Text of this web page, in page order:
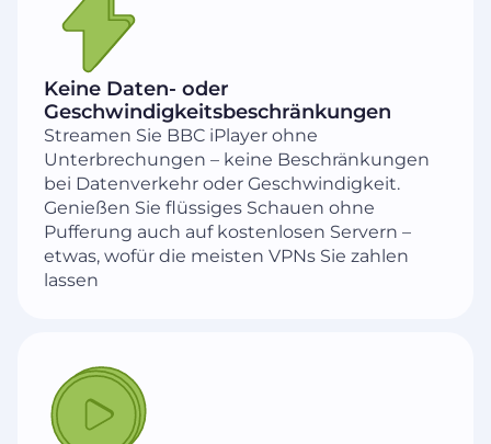
Keine Daten- oder
Geschwindigkeitsbeschränkungen
Streamen Sie BBC iPlayer ohne
Unterbrechungen – keine Beschränkungen
bei Datenverkehr oder Geschwindigkeit.
Genießen Sie flüssiges Schauen ohne
Pufferung auch auf kostenlosen Servern –
etwas, wofür die meisten VPNs Sie zahlen
lassen